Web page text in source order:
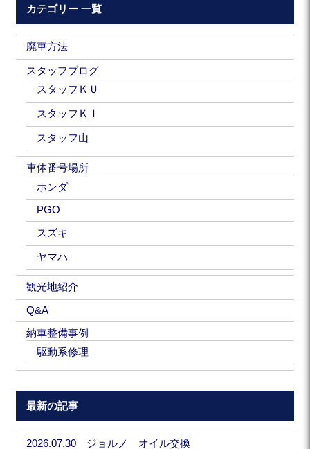
カテゴリー 一覧
廃車方法
スタッフブログ
スタッフＫＵ
スタッフＫＩ
スタッフ山
車体番号場所
ホンダ
PGO
スズキ
ヤマハ
観光地紹介
Q&A
納車整備事例
駆動系修理
最新の記事
2026.07.30 ジョルノ オイル交換